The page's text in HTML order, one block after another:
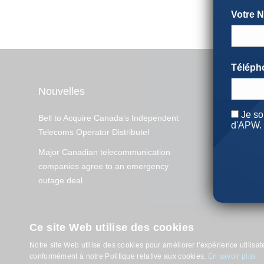
Nouvelles
Bell to Acquire Canada’s Independent
Telecoms Operator Distributel
Major Canadian telecommunication
companies agree to an emergency
outage deal
EQT and
Radius
Politique de
Politique en matière de
Votre
Je
d'APW.
Ce site Web utilise des cookies
Notre site Web utilise des cookies pour améliorer l'expérience
conformément à notre Politique relative aux cookies. En savoir plus